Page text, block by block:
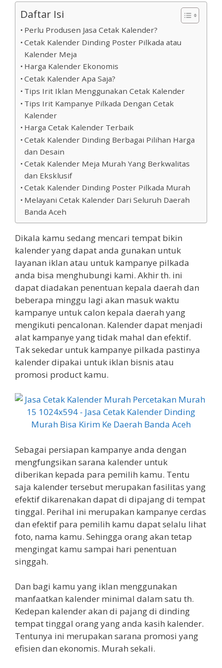
Daftar Isi
Perlu Produsen Jasa Cetak Kalender?
Cetak Kalender Dinding Poster Pilkada atau
Kalender Meja
Harga Kalender Ekonomis
Cetak Kalender Apa Saja?
Tips Irit Iklan Menggunakan Cetak Kalender
Tips Irit Kampanye Pilkada Dengan Cetak
Kalender
Harga Cetak Kalender Terbaik
Cetak Kalender Dinding Berbagai Pilihan Harga
dan Desain
Cetak Kalender Meja Murah Yang Berkwalitas
dan Eksklusif
Cetak Kalender Dinding Poster Pilkada Murah
Melayani Cetak Kalender Dari Seluruh Daerah
Banda Aceh
Dikala kamu sedang mencari tempat bikin
kalender yang dapat anda gunakan untuk
layanan iklan atau untuk kampanye pilkada
anda bisa menghubungi kami. Akhir th. ini
dapat diadakan penentuan kepala daerah dan
beberapa minggu lagi akan masuk waktu
kampanye untuk calon kepala daerah yang
mengikuti pencalonan. Kalender dapat menjadi
alat kampanye yang tidak mahal dan efektif.
Tak sekedar untuk kampanye pilkada pastinya
kalender dipakai untuk iklan bisnis atau
promosi product kamu.
Sebagai persiapan kampanye anda dengan
mengfungsikan sarana kalender untuk
diberikan kepada para pemilih kamu. Tentu
saja kalender tersebut merupakan fasilitas yang
efektif dikarenakan dapat di dipajang di tempat
tinggal. Perihal ini merupakan kampanye cerdas
dan efektif para pemilih kamu dapat selalu lihat
foto, nama kamu. Sehingga orang akan tetap
mengingat kamu sampai hari penentuan
singgah.
Dan bagi kamu yang iklan menggunakan
manfaatkan kalender minimal dalam satu th.
Kedepan kalender akan di pajang di dinding
tempat tinggal orang yang anda kasih kalender.
Tentunya ini merupakan sarana promosi yang
efisien dan ekonomis. Murah sekali.